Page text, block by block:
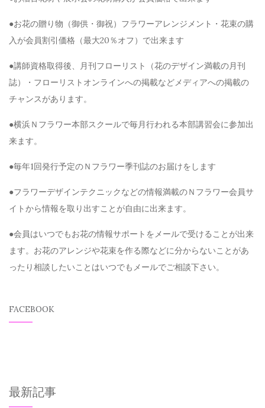
●お花の贈り物（御供・御祝）フラワーアレンジメント・花束の購
入が会員割引価格（最大20％オフ）で出来ます
●講師資格取得後、月刊フローリスト（花のデザイン満載の月刊
誌）・フローリストオンラインへの掲載などメディアへの掲載の
チャンスがあります。
●横浜Ｎフラワー本部スクールで毎月行われる本部講習会に参加出
来ます。
●毎年1回発行予定のＮフラワー季刊誌のお届けをします
●フラワーデザインテクニックなどの情報満載のＮフラワー会員サ
イトから情報を取り出すことが自由に出来ます。
●会員はいつでもお花の情報サポートをメールで受けることが出来
ます。お花のアレンジや花束を作る際などに分からないことがあ
ったり相談したいことはいつでもメールでご相談下さい。
FACEBOOK
最新記事